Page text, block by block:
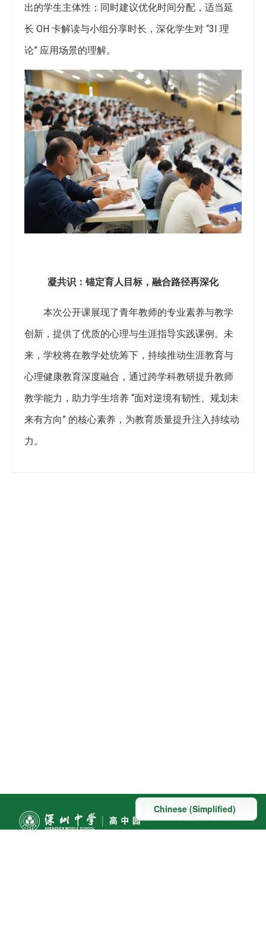
出的学生主体性；同时建议优化时间分配，适当延
长 OH 卡解读与小组分享时长，深化学生对 “3I 理
论” 应用场景的理解。
凝共识：锚定育人目标，融合路径再深化​
本次公开课展现了青年教师的专业素养与教学
创新，提供了优质的心理与生涯指导实践课例。未
来，学校将在教学处统筹下，持续推动生涯教育与
心理健康教育深度融合，通过跨学科教研提升教师
教学能力，助力学生培养 “面对逆境有韧性、规划未
来有方向” 的核心素养，为教育质量提升注入持续动
力。